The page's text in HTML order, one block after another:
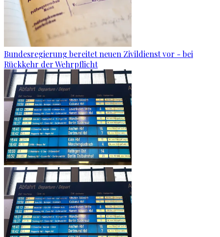
Bundesregierung bereitet neuen Zivildienst vor - bei
Rückkehr der Wehrpflicht